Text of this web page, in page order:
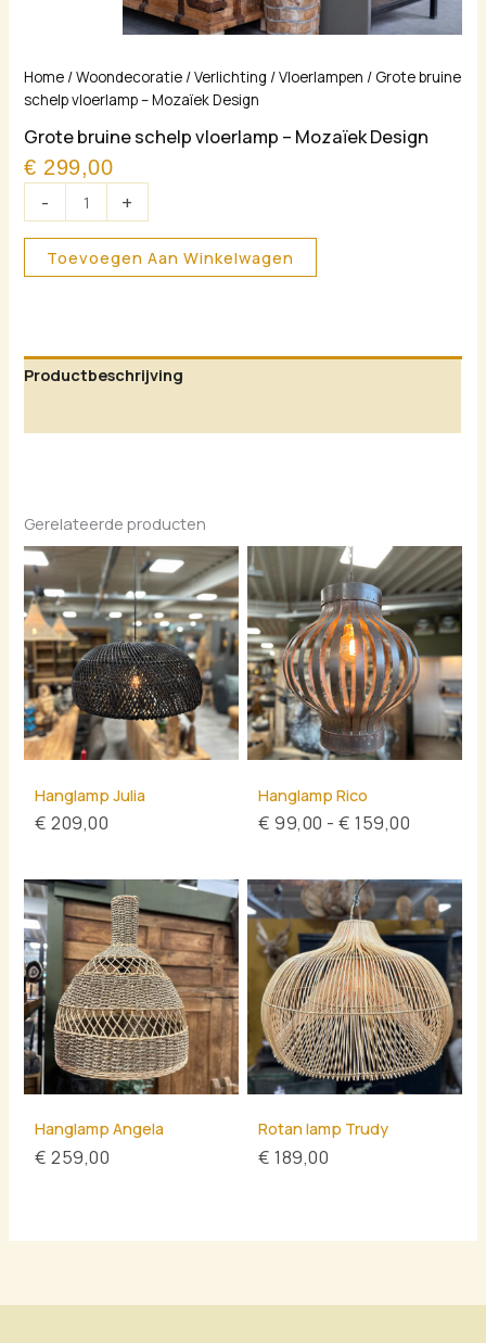
Home /Woondecoratie /Verlichting /Vloerlampen / Grote bruine
schelp vloerlamp – Mozaïek Design
Grote bruine schelp vloerlamp – Mozaïek Design
€ 299,00
-
Grote
bruine
vloerlamp
-
Mozaïek
aantal
+
Toevoegen Aan Winkelwagen
Productbeschrijving
Gerelateerde producten
Hanglamp Julia
€ 209,00
Hanglamp Rico
€ 99,00 - € 159,00
€ 99,00
tot
€ 159,00
Hanglamp Angela
€ 259,00
Rotan lamp Trudy
€ 189,00